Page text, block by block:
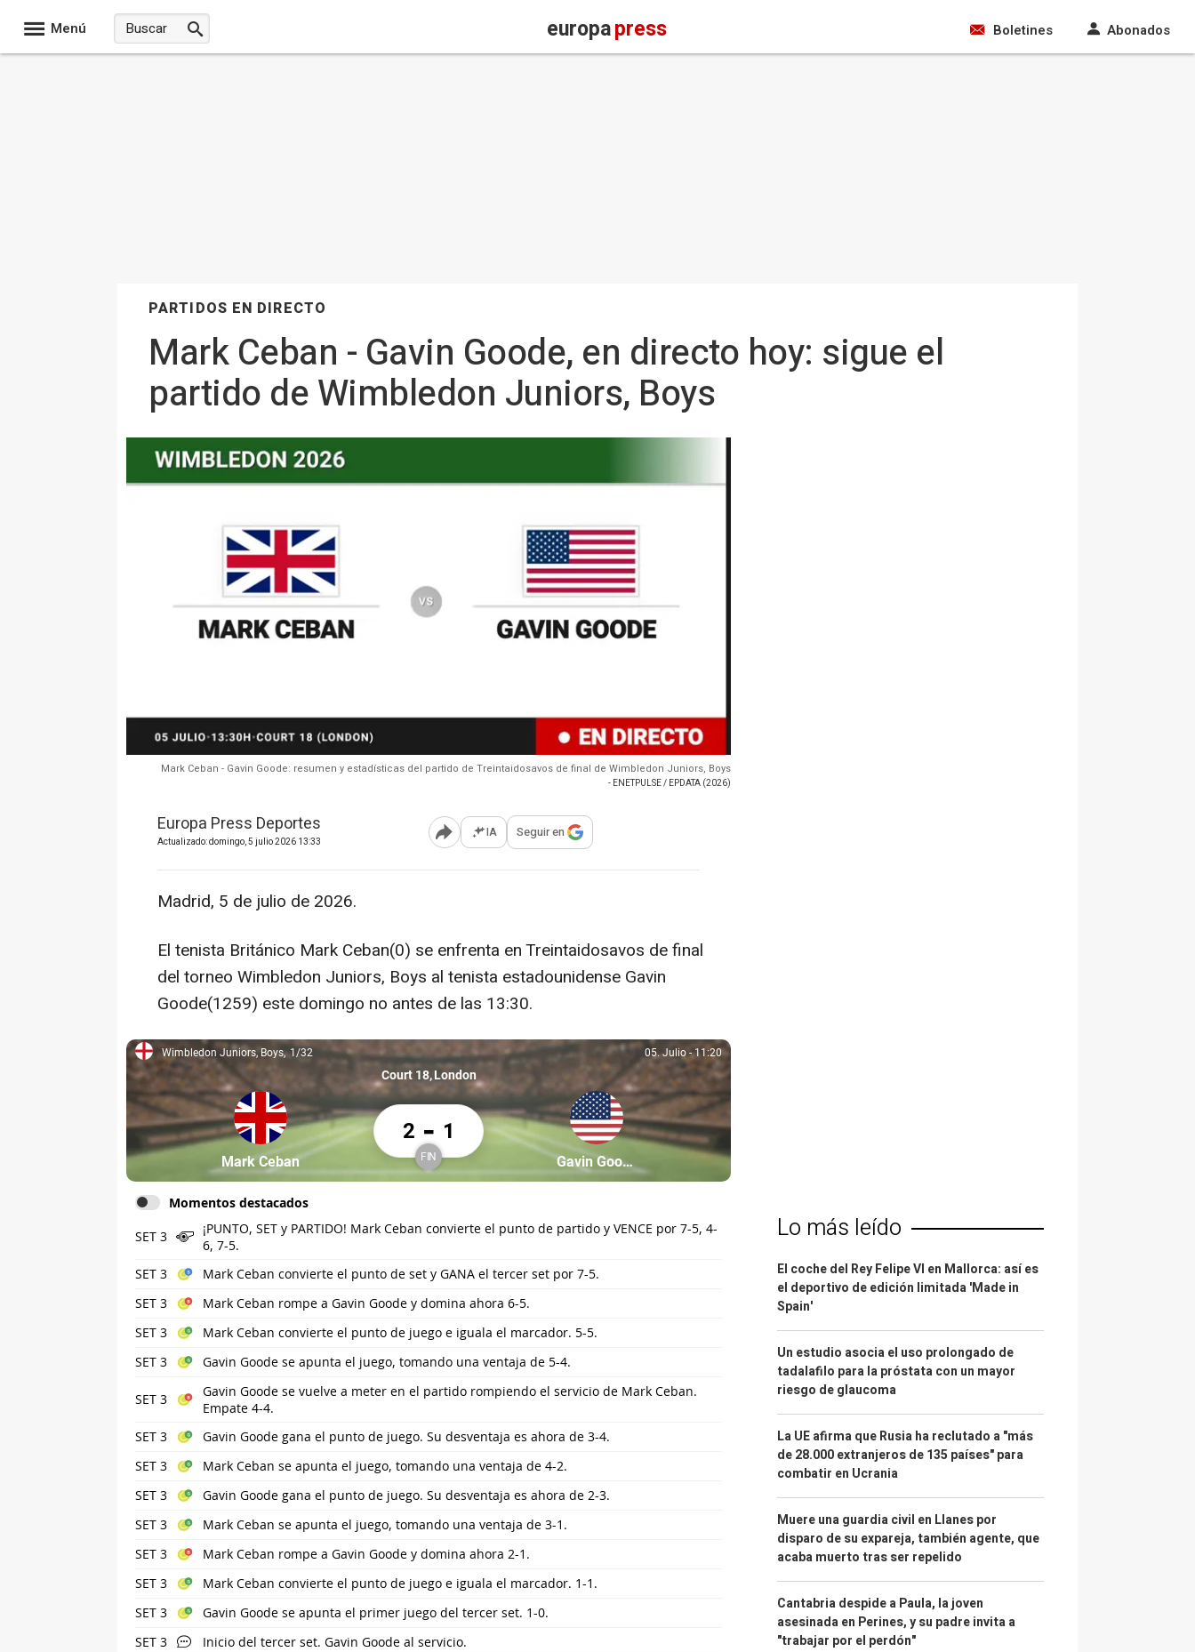
Menú europapress Boletines Abonados
PARTIDOS EN DIRECTO
Mark Ceban - Gavin Goode, en directo hoy: sigue el
partido de Wimbledon Juniors, Boys
Mark Ceban - Gavin Goode: resumen y estadísticas del partido de Treintaidosavos de final de Wimbledon Juniors, Boys
- ENETPULSE / EPDATA (2026)
Europa Press Deportes
Actualizado: domingo, 5 julio 2026 13:33 Abrir opciones para compartir
IA Seguir en
Madrid, 5 de julio de 2026.
El tenista Británico Mark Ceban(0) se enfrenta en Treintaidosavos de final
del torneo Wimbledon Juniors, Boys al tenista estadounidense Gavin
Goode(1259) este domingo no antes de las 13:30.
Wimbledon Juniors, Boys, 1/32
Wimbledon Juniors, Boys 1/32 05. Julio, 11:20
05. Julio -11:20
Court 18 London
Partícipe: Mark Ceban
Mark Ceban
Mark Ceban 2 Gavin Goode 1
2 - 1
Finalizado
FIN Partícipe: Gavin Goode
Gavin Goode
Momentos destacados
SET 3
¡PUNTO, SET y PARTIDO! Mark Ceban convierte el punto de partido y VENCE por 7-5, 4-
6, 7-5.
SET 3
Mark Ceban convierte el punto de set y GANA el tercer set por 7-5.
SET 3
Mark Ceban rompe a Gavin Goode y domina ahora 6-5.
SET 3
Mark Ceban convierte el punto de juego e iguala el marcador. 5-5.
SET 3
Gavin Goode se apunta el juego, tomando una ventaja de 5-4.
SET 3
Gavin Goode se vuelve a meter en el partido rompiendo el servicio de Mark Ceban.
Empate 4-4.
SET 3
Gavin Goode gana el punto de juego. Su desventaja es ahora de 3-4.
SET 3
Mark Ceban se apunta el juego, tomando una ventaja de 4-2.
SET 3
Gavin Goode gana el punto de juego. Su desventaja es ahora de 2-3.
SET 3
Mark Ceban se apunta el juego, tomando una ventaja de 3-1.
SET 3
Mark Ceban rompe a Gavin Goode y domina ahora 2-1.
SET 3
Mark Ceban convierte el punto de juego e iguala el marcador. 1-1.
SET 3
Gavin Goode se apunta el primer juego del tercer set. 1-0.
SET 3
Inicio del tercer set. Gavin Goode al servicio.
Lo más leído
El coche del Rey Felipe VI en Mallorca: así es
el deportivo de edición limitada 'Made in
Spain'
Un estudio asocia el uso prolongado de
tadalafilo para la próstata con un mayor
riesgo de glaucoma
La UE afirma que Rusia ha reclutado a "más
de 28.000 extranjeros de 135 países" para
combatir en Ucrania
Muere una guardia civil en Llanes por
disparo de su expareja, también agente, que
acaba muerto tras ser repelido
Cantabria despide a Paula, la joven
asesinada en Perines, y su padre invita a
"trabajar por el perdón"